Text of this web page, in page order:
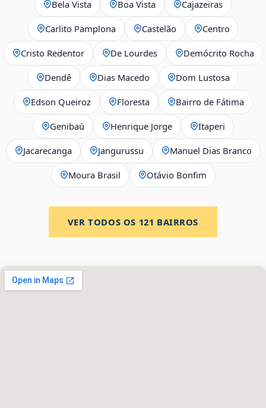
Bela Vista Boa Vista Cajazeiras
Carlito Pamplona Castelão Centro
Cristo Redentor De Lourdes Demócrito Rocha
Dendê Dias Macedo Dom Lustosa
Edson Queiroz Floresta Bairro de Fátima
Genibaú Henrique Jorge Itaperi
Jacarecanga Jangurussu Manuel Dias Branco
Moura Brasil Otávio Bonfim
VER TODOS OS 121 BAIRROS